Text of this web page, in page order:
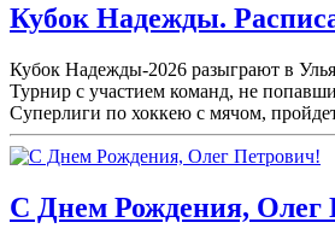
Кубок Надежды.
Кубок Надежды-2026 разыграют в
Турнир с участием команд, не
Суперлиги по хоккею с мячом,
С Днем Рождения, Олег